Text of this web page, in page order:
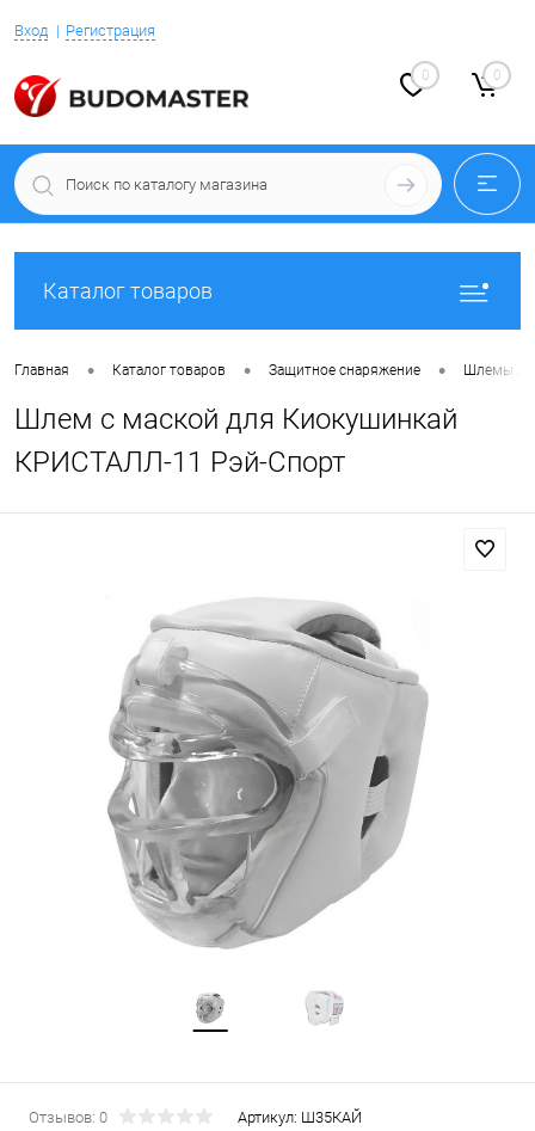
Вход Регистрация
0 0
Каталог товаров
Главная • Каталог товаров • Защитное снаряжение • Шлемы
Шлем с маской для Киокушинкай
КРИСТАЛЛ-11 Рэй-Спорт
Отзывов: 0 Артикул: Ш35КАЙ